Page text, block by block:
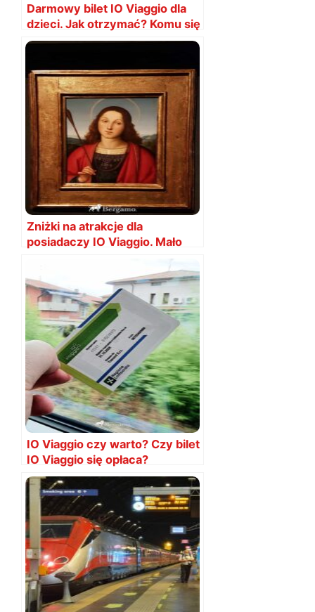
Darmowy bilet IO Viaggio dla
dzieci. Jak otrzymać? Komu się
należy?
Zniżki na atrakcje dla
posiadaczy IO Viaggio. Mało
IO Viaggio czy warto? Czy bilet
IO Viaggio się opłaca?